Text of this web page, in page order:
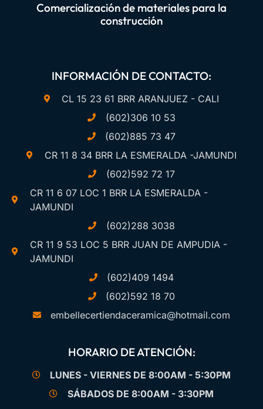
Comercialización de materiales para la
construcción
INFORMACIÓN DE CONTACTO:
CL 15 23 61 BRR ARANJUEZ - CALI
(602)306 10 53
(602)885 73 47
CR 11 8 34 BRR LA ESMERALDA -JAMUNDI
(602)592 72 17
CR 11 6 07 LOC 1 BRR LA ESMERALDA -
JAMUNDI
(602)288 3038
CR 11 9 53 LOC 5 BRR JUAN DE AMPUDIA -
JAMUNDI
(602)409 1494
(602)592 18 70
embellecertiendaceramica@hotmail.com
HORARIO DE ATENCIÓN:
LUNES - VIERNES DE 8:00AM - 5:30PM
SÁBADOS DE 8:00AM - 3:30PM